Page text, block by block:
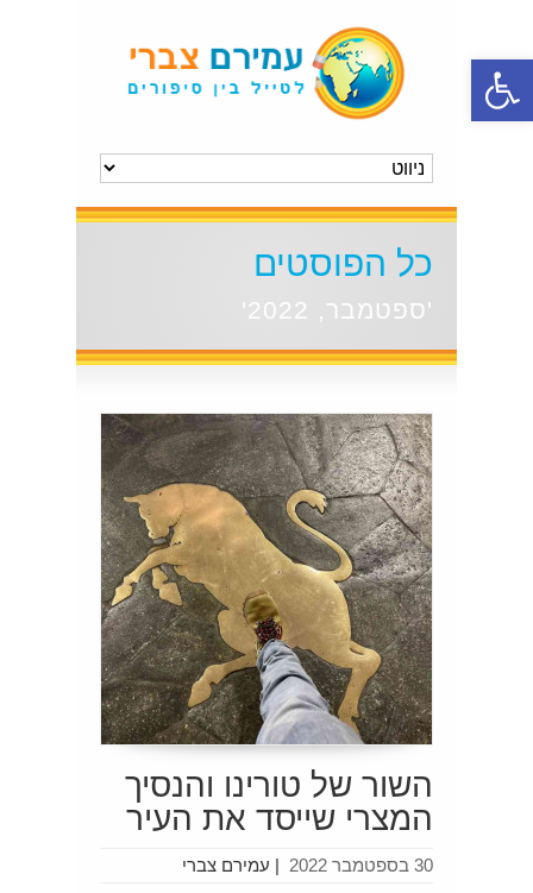
פתח סרגל נגישות
כל הפוסטים
'ספטמבר, 2022'
השור של טורינו והנסיך
המצרי שייסד את העיר
עמירם צברי | 30 בספטמבר 2022